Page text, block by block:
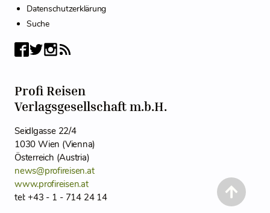
Datenschutzerklärung
Suche
Profi Reisen
Verlagsgesellschaft m.b.H.
Seidlgasse 22/4
1030 Wien (Vienna)
Österreich (Austria)
news@profireisen.at
www.profireisen.at
tel: +43 - 1 - 714 24 14